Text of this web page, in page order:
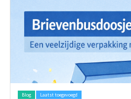
Blog Laatst toegevoegd